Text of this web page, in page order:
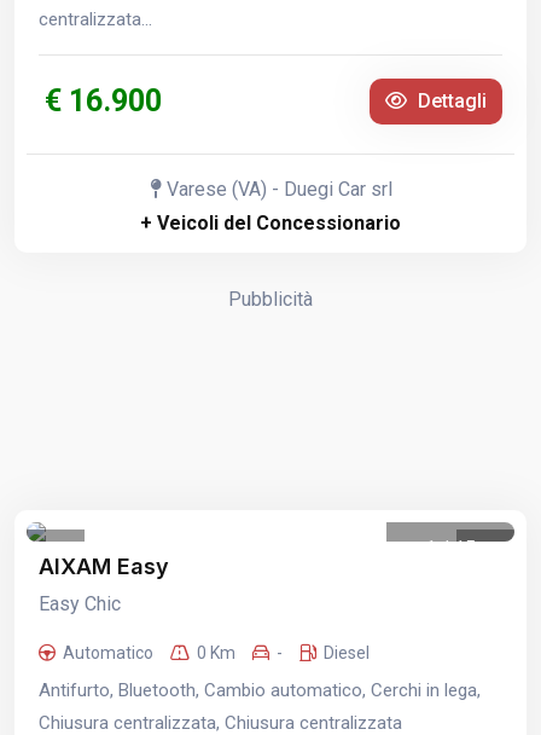
centralizzata...
€ 16.900 Dettagli
Varese (VA) - Duegi Car srl
+ Veicoli del Concessionario
Pubblicità
1 /15
AIXAM Easy
Easy Chic
Automatico 0 Km - Diesel
Antifurto, Bluetooth, Cambio automatico, Cerchi in lega,
Chiusura centralizzata, Chiusura centralizzata